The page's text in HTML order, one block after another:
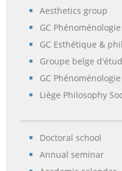
Aesthetics group
GC Phénoménologie
GC Esthétique &
Groupe belge
GC
Liège Philosophy
Doctoral school
Annual seminar